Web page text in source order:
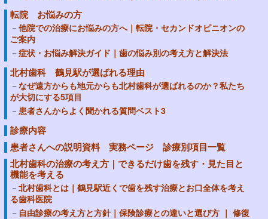
転院 お悩みの方
他院での治療にお悩みの方へ｜転院・セカンドオピニオンの
ご案内
症状・お悩み解決ガイド｜歯の悩み別の考え方と解決法
北村歯科 鶴見駅が選ばれる理由
なぜ遠方からも地元からも北村歯科が選ばれるのか？私たち
が大切にする5項目
患者さんからよく聞かれる質問ベスト3
診療内容
患者さんへの説明資料 実務ページ 診療別項目一覧
北村歯科の治療の考え方｜できるだけ歯を残す・見た目と
機能を考える
北村歯科とは｜鶴見駅近くで歯を残す治療とお口全体を考え
る歯科医院
自由診療の考え方と方針｜保険診療との違いと選び方 ｜ 修復